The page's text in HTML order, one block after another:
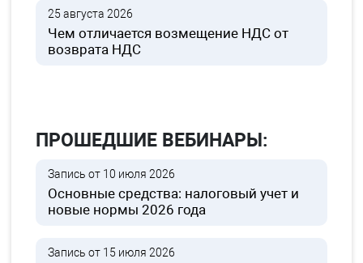
25 августа 2026
Чем отличается возмещение НДС от
возврата НДС
ПРОШЕДШИЕ ВЕБИНАРЫ:
Запись от 10 июля 2026
Основные средства: налоговый учет и
новые нормы 2026 года
Запись от 15 июля 2026